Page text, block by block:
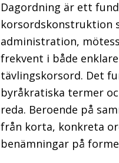
Dagordning är ett
korsordskonstruktion
administration,
frekvent i både
tävlingskorsord. Det
byråkratiska termer
reda. Beroende på
från korta, konkreta
benämningar på